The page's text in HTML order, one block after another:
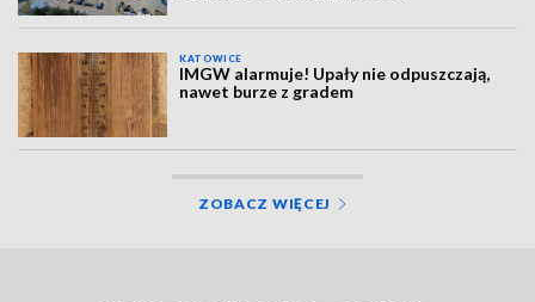
KATOWICE
IMGW alarmuje! Upały nie odpuszczają,
nawet burze z gradem
ZOBACZ WIĘCEJ